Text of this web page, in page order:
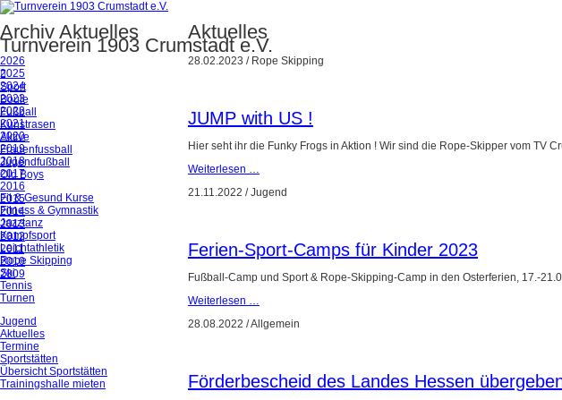
Turnverein 1903 Crumstadt e.V.
Sport
Boule
Fußball
Kunstrasen
Aktive
Frauenfussball
Jugendfußball
Old Boys
Fit & Gesund Kurse
Fitness & Gymnastik
Jazztanz
Kampfsport
Leichtathletik
Rope Skipping
Ski
Tennis
Turnen
Jugend
Aktuelles
Termine
Sportstätten
Übersicht Sportstätten
Trainingshalle mieten
Aktuelles
28.02.2023 / Rope Skipping
JUMP with US !
Hier seht ihr die Funky Frogs in Aktion ! Wir sind die Rope-Skipper vom TV
Weiterlesen …
21.11.2022 /Jugend
Ferien-Sport-Camps für Kinder 2023
Fußball-Camp und Sport & Rope-Skipping-Camp in den Osterferien, 17.-
Weiterlesen …
28.08.2022 /Allgemein
Förderbescheid des Landes Hessen
Archiv Aktuelles
2026
2025
2024
2023
2022
2021
2020
2019
2018
2017
2016
2015
2014
2013
2012
2011
2010
2009